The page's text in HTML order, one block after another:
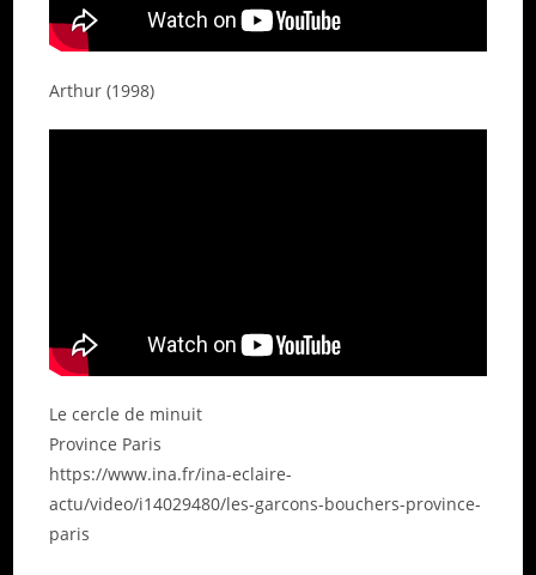
Arthur (1998)
Le cercle de minuit
Province Paris
https://www.ina.fr/ina-eclaire-
actu/video/i14029480/les-garcons-bouchers-province-
paris